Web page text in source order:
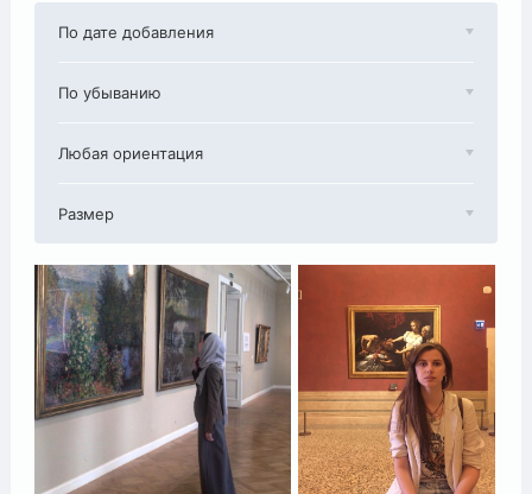
По дате добавления
По убыванию
Любая ориентация
Размер